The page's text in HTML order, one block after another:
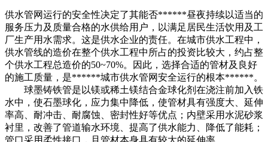
供水管网运行的安全性决定了其能否******昼夜持续以适当的
服务压力及质量合格的水供给用户，以满足居民生活饮用及工
厂生产用水需求。这是供水企业的责任。在城市供水工程中，
供水管线的造价在整个供水工程中所占的投资比较大，约占整
个供水工程总造价的50~70%。因此，选择合适的管材及良好
的施工质量，是******城市供水管网安全运行的根本******。
球墨铸铁管是以镁或稀土镁结合金球化剂在浇注前加入铁
水中，使石墨球化，应力集中降低，使管材具有强度大、延伸
率高、耐冲击、耐腐蚀、密封性好等优点；内壁采用水泥砂浆
衬里，改善了管道输水环境、提高了供水能力、降低了能耗；
管口采用柔性接口，且管材本身具有较大的延伸率